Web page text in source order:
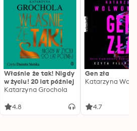
Właśnie że tak! Nigdy
w życiu! 20 lat później
Katarzyna Grochola
4.8
Gen zła
Katarzyna
4.7